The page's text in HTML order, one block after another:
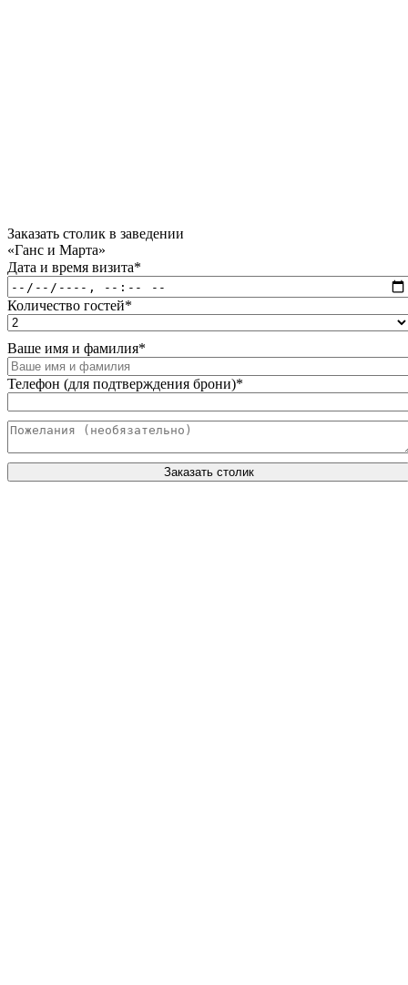
Заказать столик в заведении
«Ганс и Марта»
Дата и время визита*
Количество гостей*
Ваше имя и фамилия*
Телефон (для подтверждения брони)*
Заказать столик